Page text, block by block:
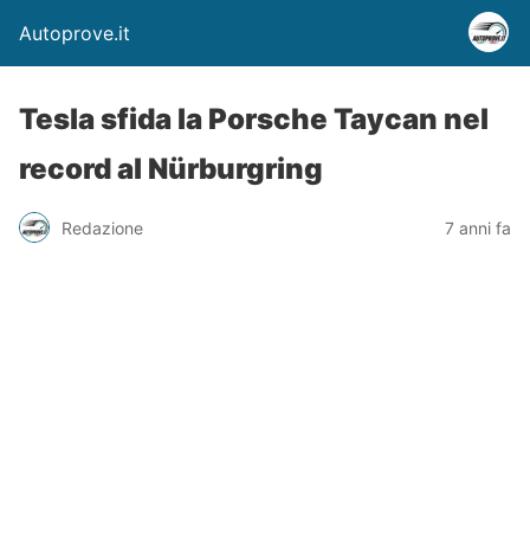
Autoprove.it
Tesla sfida la Porsche Taycan nel
record al Nürburgring
Redazione 7 anni fa